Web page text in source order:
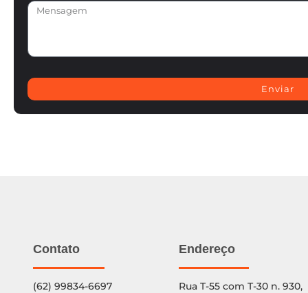
Enviar
Endereço
Rua T-55 com T-30 n. 930,
Contato
(62) 99834-6697